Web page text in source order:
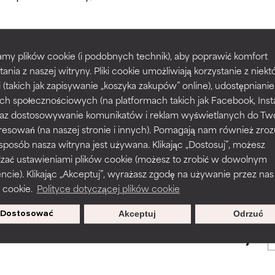
plików cookie (i podobnych technik), aby poprawić komfort
z naszej witryny. Pliki cookie umożliwiają korzystanie z
jak zapisywanie „koszyka zakupów” online),
społecznościowych (na platformach takich jak Facebook,
dostosowywanie komunikatów i reklam wyświetlanych do
(na naszej stronie i innych). Pomagają nam również
nasza witryna jest używana. Klikając „Dostosuj”, możesz
ustawieniami plików cookie (możesz to zrobić w dowolnym
Klikając „Akceptuj”, wyrażasz zgodę na używanie przez nas
Polityce dotyczącej plików cookie
Dostosować Odrzuć
Akceptuj
POWRÓT DO WYSZUKIWANIA
to assess ingredients in this dictionary. Regulations
tekstury, stabilności lub penetracji formuły.
ale może mieć problemy estetyczne, stabilności lub inne,
użyteczność.
podrażnienia. Ryzyko wzrasta w połączeniu z innymi
składnikami.
podrażnienie, stan zapalny, suchość itp. Może przynosić
ale ogólnie udowodniono, że wyrządza więcej szkody niż
tekstury, stabilności lub penetracji formuły.
ale może mieć problemy estetyczne, stabilności lub inne,
użyteczność.
podrażnienia. Ryzyko wzrasta w połączeniu z innymi
składnikami.
podrażnienie, stan zapalny, suchość itp. Może przynosić
ale ogólnie udowodniono, że wyrządza więcej szkody niż
się, aby otrzymywać wyjątkowe